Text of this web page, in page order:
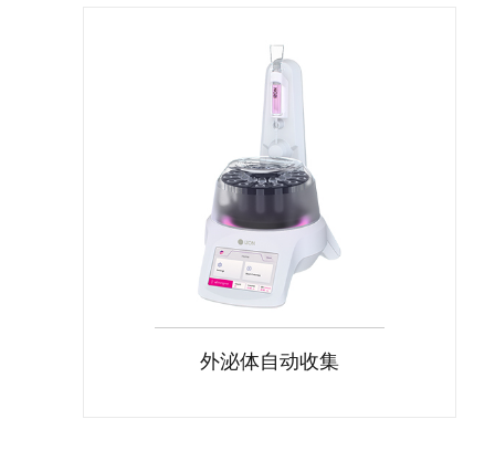
高通量细胞能量代谢检测系统